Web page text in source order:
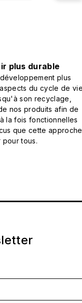
plus durable
plus
du cycle de
son recyclage,
nos produits afin de
la fois fonctionnelles
que cette approche
pour tous.